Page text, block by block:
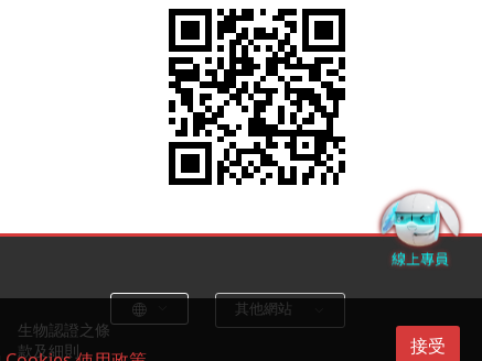
生物認證之條
款及細則
其他網站
接受